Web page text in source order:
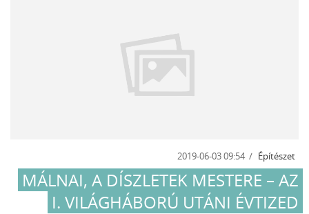
2019-06-03 09:54 Építészet
MÁLNAI, A DÍSZLETEK MESTERE – AZ
I. VILÁGHÁBORÚ UTÁNI ÉVTIZED